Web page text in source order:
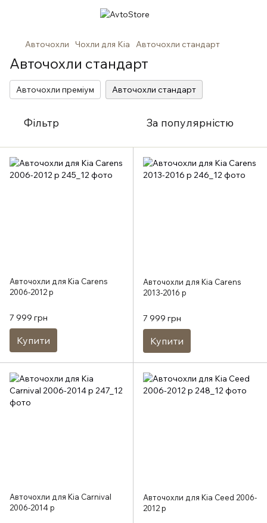
Авточохли Чохли для Kia Авточохли стандарт
Авточохли стандарт
Авточохли преміум Авточохли стандарт
Фільтр За популярністю
Авточохли для Kia Carens
2006-2012 р
7 999 грн
Купити
Авточохли для Kia Carens
2013-2016 р
7 999 грн
Купити
Авточохли для Kia Carnival
2006-2014 р
Авточохли для Kia Ceed 2006-
2012 р